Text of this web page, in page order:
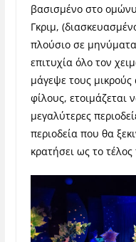
βασισμένο στο
Γκριμ,
πλούσιο σε
επιτυχία όλο τον
μάγεψε τους
φίλους, ετοιμάζεται
μεγαλύτερες
περιοδεία που θα
κρατήσει ως το